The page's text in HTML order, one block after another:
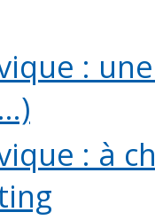
:
: à